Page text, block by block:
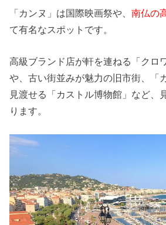
「カンヌ」は国際映画祭や、南仏の
て有名なスポットです。
高級ブランド店が軒を連ねる「クロ
や、古い街並みが魅力の旧市街、「
見渡せる「カストル博物館」など、
ります。